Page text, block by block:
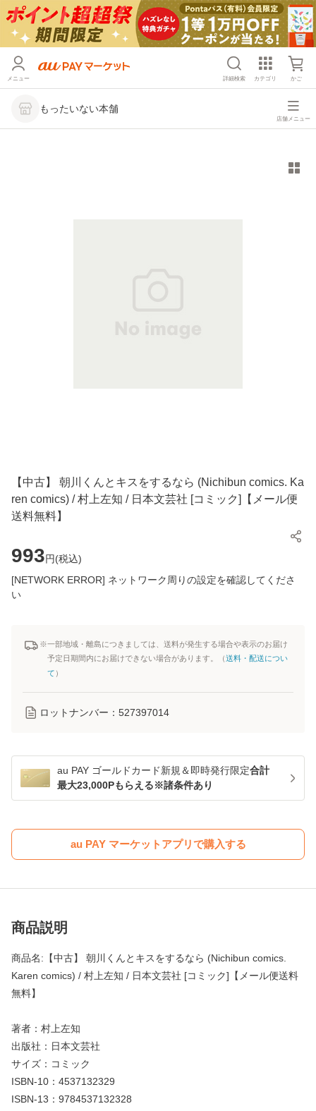
メニュー 詳細検索 カテゴリ かご
もったいない本舗
店舗メニュー
【中古】 朝川くんとキスをするなら (Nichibun comics. Ka
ren comics) / 村上左知 / 日本文芸社 [コミック]【メール便
送料無料】
993円(税込)
[NETWORK ERROR] ネットワーク周りの設定を確認してくださ
い
※一部地域・離島につきましては、送料が発生する場合や表示のお届け
予定日期間内にお届けできない場合があります。（送料・配送につい
て ）
ロットナンバー： 527397014
au PAY ゴールドカード新規＆即時発行限定合計
最大23,000Pもらえる※諸条件あり
au PAY マーケットアプリで購入する
商品説明
商品名:【中古】 朝川くんとキスをするなら (Nichibun comics.
Karen comics) / 村上左知 / 日本文芸社 [コミック]【メール便送料
無料】
著者：村上左知
出版社：日本文芸社
サイズ：コミック
ISBN-10：4537132329
ISBN-13：9784537132328